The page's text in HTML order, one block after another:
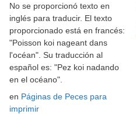
No se proporcionó texto en
inglés para traducir. El texto
proporcionado está en francés:
"Poisson koi nageant dans
l'océan". Su traducción al
español es: "Pez koi nadando
en el océano".
en Páginas de Peces para
imprimir